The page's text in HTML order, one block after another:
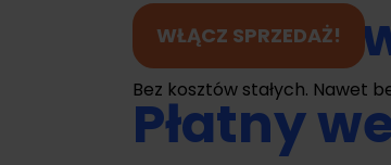
do
Płatny
WŁĄCZ SPRZEDAŻ!
Bez kosztów stałych. Nawet